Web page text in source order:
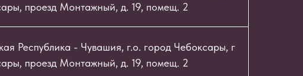
проезд Монтажный, д. 19, помещ. 2
Республика - Чувашия, г.о. город Чебоксары, г
проезд Монтажный, д. 19, помещ. 2